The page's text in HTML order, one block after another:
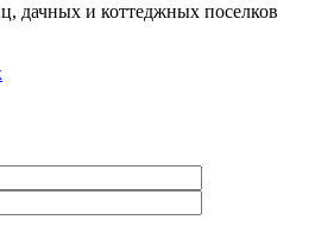
дачных и коттеджных поселков